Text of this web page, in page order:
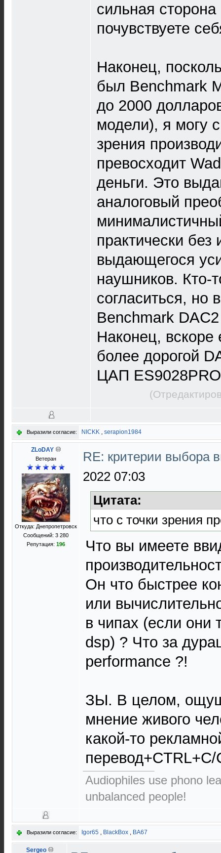
сильная
почувствуете
Наконец,
был Benchmark
до 2000
модели), я могу
зрения
превосходит
деньги. Это
аналоговый
практически
выдающегося
наушников. Кто-
согласиться, но
Benchmark
Наконец, вскоре
более дорогой
ЦАП
Выразили согласие: NICKK , serapion1984
ZLoDAY
Ветеран
Откуда: Днепропетровск
Сообщений: 3 280
Репутация: 196
RE: критерии выбора
2022 07:03
Цитата:
что с точки зрения
Что вы имеете
Он что быстрее
или
в чипах (если они
dsp) ? Что за
performance ?!
ЗЫ. В целом,
мнение живого
какой-то
перевод+CTRL+C/
Audiophiles use phono
unbalanced people!
Выразили согласие: Igor65 , BlackBox , ВА67
Sergeo